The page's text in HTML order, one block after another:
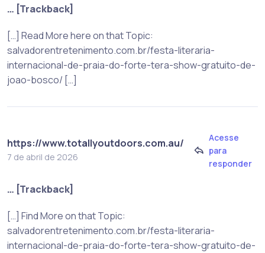
… [Trackback]
[…] Read More here on that Topic:
salvadorentretenimento.com.br/festa-literaria-
internacional-de-praia-do-forte-tera-show-gratuito-de-
joao-bosco/ […]
https://www.totallyoutdoors.com.au/
7 de abril de 2026
Acesse
para
responder
… [Trackback]
[…] Find More on that Topic:
salvadorentretenimento.com.br/festa-literaria-
internacional-de-praia-do-forte-tera-show-gratuito-de-